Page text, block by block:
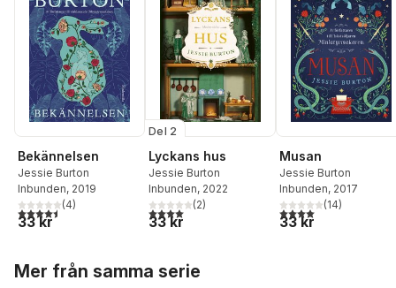
Bekännelsen
Jessie Burton
Inbunden, 2019
4,5utav 5 stjärnor. Totalt antal röster:
(4)
33 kr
Del 2
Lyckans hus
Jessie Burton
Inbunden, 2022
4,0utav 5 stjärnor. Totalt antal röster:
(2)
33 kr
Musan
Jessie Burton
Inbunden, 2017
4,0utav 5 stjärnor.
(14)
33 kr
Mer från samma serie